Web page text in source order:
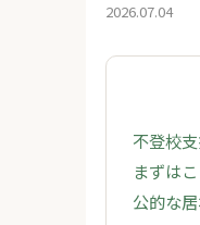
2026.07.04
不登校
まずは
公的な